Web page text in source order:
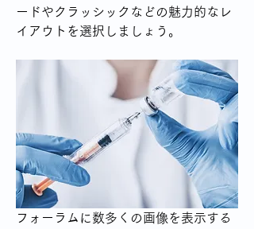
ードやクラッシックなどの魅力的なレ
イアウトを選択しましょう。
フォーラムに数多くの画像を表示する